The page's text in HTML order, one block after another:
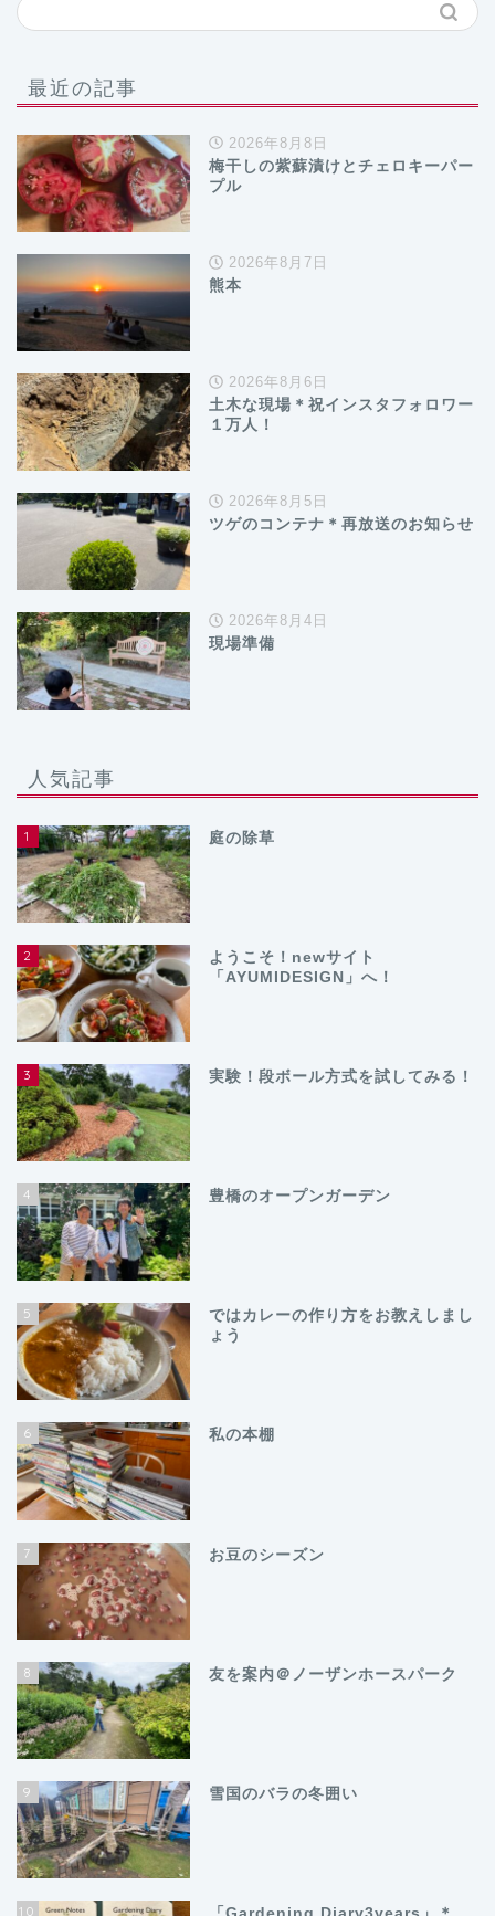
最近の記事
2026年8月8日
梅干しの紫蘇漬けとチェロキーパー
プル
2026年8月7日
熊本
2026年8月6日
土木な現場＊祝インスタフォロワー
１万人！
2026年8月5日
ツゲのコンテナ＊再放送のお知らせ
2026年8月4日
現場準備
人気記事
1 庭の除草
2
ようこそ！newサイト
「AYUMIDESIGN」へ！
3 実験！段ボール方式を試してみる！
4 豊橋のオープンガーデン
5
ではカレーの作り方をお教えしまし
ょう
6 私の本棚
7 お豆のシーズン
8 友を案内＠ノーザンホースパーク
9 雪国のバラの冬囲い
10